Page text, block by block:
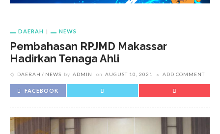
DAERAH NEWS
Pembahasan RPJMD Makassar
Hadirkan Tenaga Ahli
DAERAH NEWS by ADMIN on AUGUST 10, 2021 ADD COMMENT
FACEBOOK